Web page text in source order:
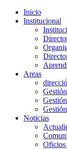
Inicio
Institucional
Areas
Noticias